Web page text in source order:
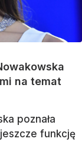
na temat
poznała
funkcję